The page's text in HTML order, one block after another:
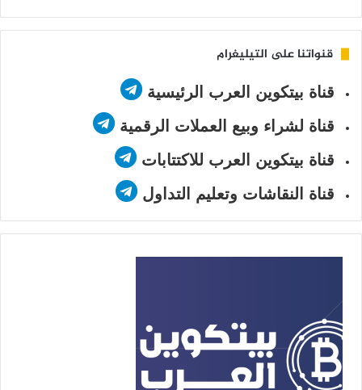
قنواتنا على التيليغرام
قناة بيتكوين العرب الرئيسية
قناة لشراء وبيع العملات الرقمية
قناة بيتكوين العرب للاكتتابات
قناة النقاشات وتعليم التداول